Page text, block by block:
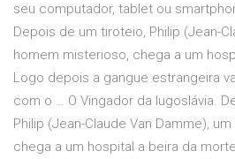
seu computador, tablet ou
Depois de um tiroteio, Philip (Jean-
homem misterioso, chega a um
Logo depois a gangue estrangeira
com o … O Vingador da Iugoslávia.
Philip (Jean-Claude Van Damme),
chega a um hospital a beira da